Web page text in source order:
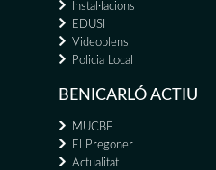
Instal·lacions
EDUSI
Videoplens
Policia Local
BENICARLÓ ACTIU
MUCBE
El Pregoner
Actualitat